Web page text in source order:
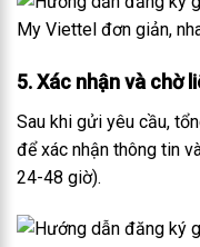
5. Xác nhận và chờ
Sau khi gửi yêu cầu,
để xác nhận thông tin
24-48 giờ).